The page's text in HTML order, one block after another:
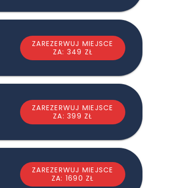
ZAREZERWUJ MIEJSCE
ZA: 349 ZŁ
ZAREZERWUJ MIEJSCE
ZA: 399 ZŁ
ZAREZERWUJ MIEJSCE
ZA: 1690 ZŁ